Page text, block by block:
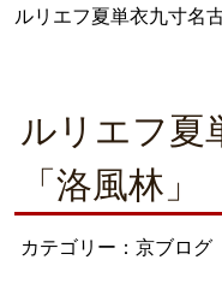
ルリエフ夏単衣九寸名
ルリエフ夏
「洛風林」
カテゴリー：京ブログ